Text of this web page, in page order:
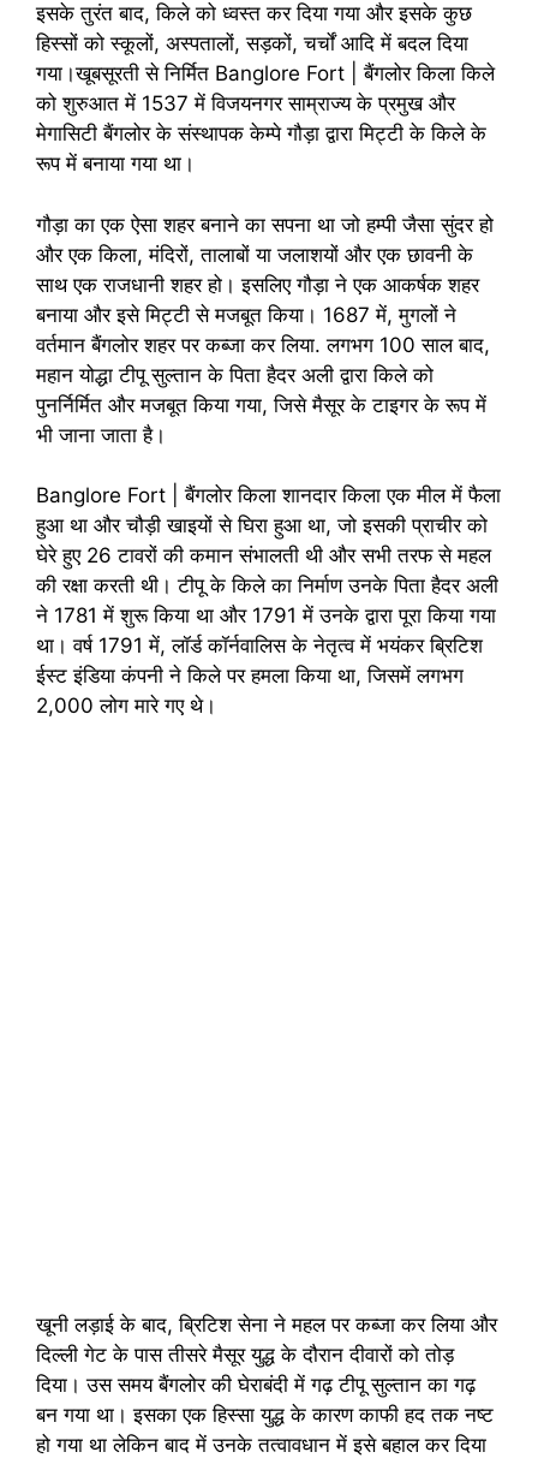
इसके तुरंत बाद, किले को ध्वस्त कर दिया गया और इसके कुछ
हिस्सों को स्कूलों, अस्पतालों, सड़कों, चर्चों आदि में बदल दिया
गया।खूबसूरती से निर्मित Banglore Fort | बैंगलोर किला किले
को शुरुआत में 1537 में विजयनगर साम्राज्य के प्रमुख और
मेगासिटी बैंगलोर के संस्थापक केम्पे गौड़ा द्वारा मिट्टी के किले के
रूप में बनाया गया था।
गौड़ा का एक ऐसा शहर बनाने का सपना था जो हम्पी जैसा सुंदर हो
और एक किला, मंदिरों, तालाबों या जलाशयों और एक छावनी के
साथ एक राजधानी शहर हो। इसलिए गौड़ा ने एक आकर्षक शहर
बनाया और इसे मिट्टी से मजबूत किया। 1687 में, मुगलों ने
वर्तमान बैंगलोर शहर पर कब्जा कर लिया. लगभग 100 साल बाद,
महान योद्धा टीपू सुल्तान के पिता हैदर अली द्वारा किले को
पुनर्निर्मित और मजबूत किया गया, जिसे मैसूर के टाइगर के रूप में
भी जाना जाता है।
Banglore Fort | बैंगलोर किला शानदार किला एक मील में फैला
हुआ था और चौड़ी खाइयों से घिरा हुआ था, जो इसकी प्राचीर को
घेरे हुए 26 टावरों की कमान संभालती थी और सभी तरफ से महल
की रक्षा करती थी। टीपू के किले का निर्माण उनके पिता हैदर अली
ने 1781 में शुरू किया था और 1791 में उनके द्वारा पूरा किया गया
था। वर्ष 1791 में, लॉर्ड कॉर्नवालिस के नेतृत्व में भयंकर ब्रिटिश
ईस्ट इंडिया कंपनी ने किले पर हमला किया था, जिसमें लगभग
2,000 लोग मारे गए थे।
खूनी लड़ाई के बाद, ब्रिटिश सेना ने महल पर कब्जा कर लिया और
दिल्ली गेट के पास तीसरे मैसूर युद्ध के दौरान दीवारों को तोड़
दिया। उस समय बैंगलोर की घेराबंदी में गढ़ टीपू सुल्तान का गढ़
बन गया था। इसका एक हिस्सा युद्ध के कारण काफी हद तक नष्ट
हो गया था लेकिन बाद में उनके तत्वावधान में इसे बहाल कर दिया